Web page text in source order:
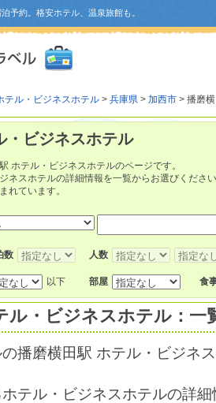
予約。格安ホテル、温泉旅館も。
テル・ビジネスホテル > 兵庫県 > 加西市 > 播磨
・ビジネスホテル
ホテル・ビジネスホテルのページです。
ネスホテルの詳細情報を一覧からお選びくださ
れています。
数 人数
以下 部屋 食
ル・ビジネスホテル：一
播磨横田駅 ホテル・ビジネ
テル・ビジネスホテルの詳